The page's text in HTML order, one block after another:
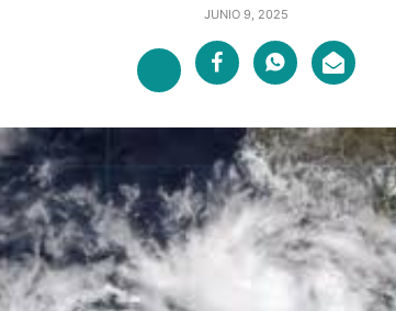
JUNIO 9, 2025